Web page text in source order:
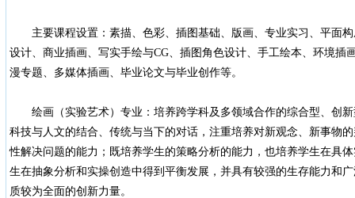
主要课程设置：素描、色彩、插图基础、版画、专业实习、平面构
设计、商业插画、写实手绘与CG、插图角色设计、手工绘本、环境插
漫专题、多媒体插画、毕业论文与毕业创作等。
绘画（实验艺术）专业：培养跨学科及多领域合作的综合型、创新
科技与人文的结合、传统与当下的对话，注重培养对新观念、新事物
性解决问题的能力；既培养学生的策略分析的能力，也培养学生在具
生在抽象分析和实操创造中得到平衡发展，并具有较强的生存能力和
质较为全面的创新力量。